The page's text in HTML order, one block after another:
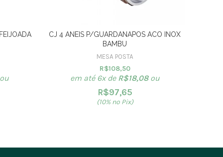
CJ 4 ANEIS P/GUARDANAPOS ACO INOX
BAMBU
MESA POSTA
R$108,50
em até 6x de R$18,08ou
R$97,65
(10% no Pix)